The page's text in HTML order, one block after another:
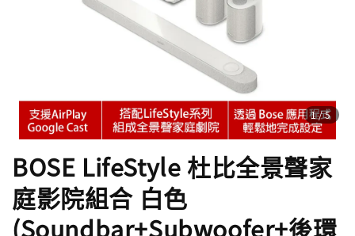
1/5
BOSE LifeStyle 杜比全景聲家
庭影院組合 白色
(Soundbar+Subwoofer+後環